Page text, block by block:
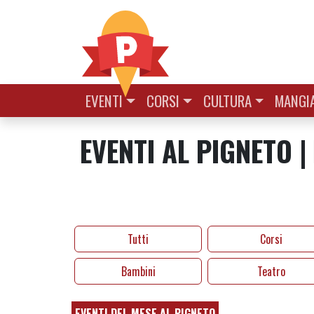
EVENTI CORSI CULTURA
EVENTI AL
Tutti Corsi
Bambini
Teatro